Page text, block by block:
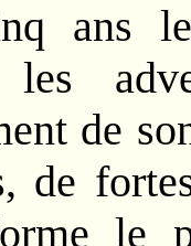
ans
de
de
le